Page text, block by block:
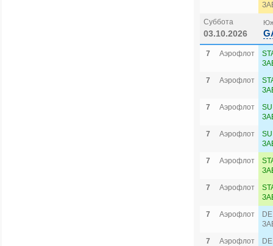
Суббота
03.10.2026
7 Аэрофлот
7
Аэрофлот
7
Аэрофлот
7
Аэрофлот
7
Аэрофлот
7
Аэрофлот
7
Аэрофлот
7
Аэрофлот